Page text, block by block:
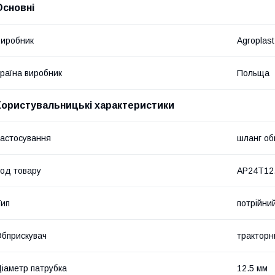
Agroplast
виробник Польща
характеристики
шланг
товару
патрубка 12.5 мм